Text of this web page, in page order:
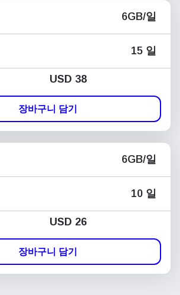
6GB/일
15 일
USD 38
장바구니 담기
6GB/일
10 일
USD 26
장바구니 담기